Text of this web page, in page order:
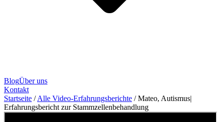
BlogÜber uns
Kontakt
Startseite / Alle Video-Erfahrungsberichte / Mateo, Autismus|
Erfahrungsbericht zur Stammzellenbehandlung